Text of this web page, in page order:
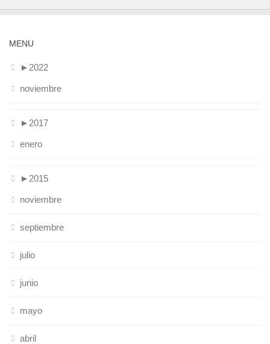
MENU
► 2022
noviembre
► 2017
enero
► 2015
noviembre
septiembre
julio
junio
mayo
abril